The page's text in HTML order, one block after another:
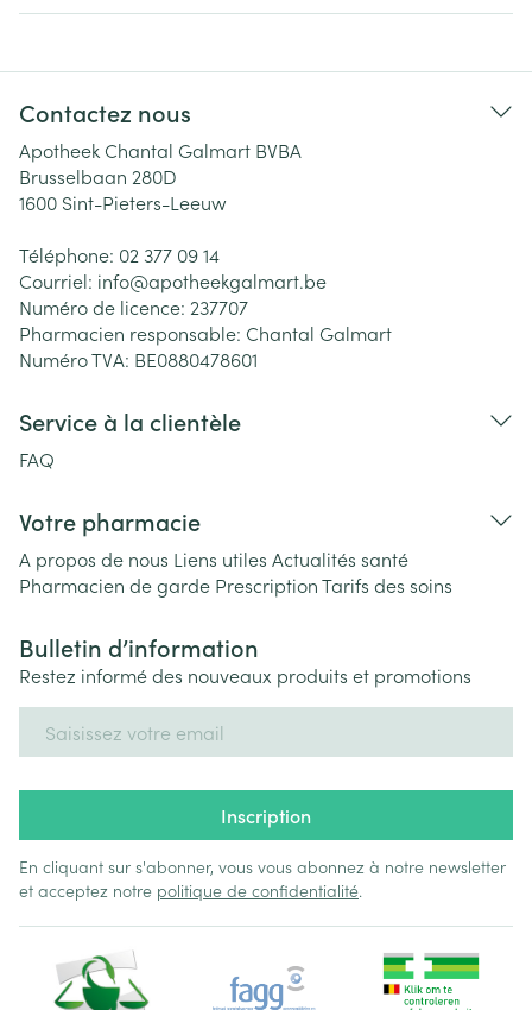
Contactez nous
Apotheek Chantal Galmart BVBA
Brusselbaan 280D
1600 Sint-Pieters-Leeuw
Téléphone: 02 377 09 14
Courriel: info@apotheekgalmart.be
Numéro de licence: 237707
Pharmacien responsable: Chantal Galmart
Numéro TVA: BE0880478601
Service à la clientèle
FAQ
Votre pharmacie
A propos de nous Liens utiles Actualités santé
Pharmacien de garde PrescriptionTarifs des soins
Bulletin d’information
Restez informé des nouveaux produits et promotions
Inscription
En cliquant sur s'abonner, vous vous abonnez à notre newsletter
et acceptez notre politique de confidentialité.